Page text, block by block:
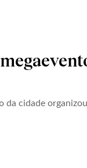
da cidade organizou